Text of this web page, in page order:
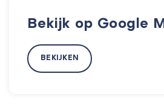
Bekijk op Google
BEKIJKEN